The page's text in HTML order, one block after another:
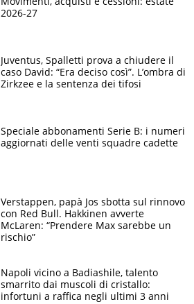
2026-27
Juventus, Spalletti prova a chiudere il
caso David: “Era deciso così”. L’ombra di
Zirkzee e la sentenza dei tifosi
Speciale abbonamenti Serie B: i numeri
aggiornati delle venti squadre cadette
Verstappen, papà Jos sbotta sul rinnovo
con Red Bull. Hakkinen avverte
McLaren: “Prendere Max sarebbe un
rischio”
Napoli vicino a Badiashile, talento
smarrito dai muscoli di cristallo:
infortuni a raffica negli ultimi 3 anni